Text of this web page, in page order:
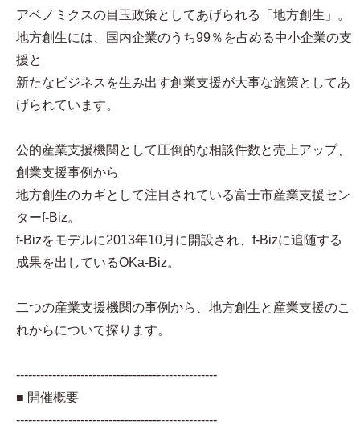
アベノミクスの目玉政策としてあげられる「地方創生」。
地方創生には、国内企業のうち99％を占める中小企業の支
援と
新たなビジネスを生み出す創業支援が大事な施策としてあ
げられています。
公的産業支援機関として圧倒的な相談件数と売上アップ、
創業支援事例から
地方創生のカギとして注目されている富士市産業支援セン
ターf-Biz。
f-Bizをモデルに2013年10月に開設され、f-Bizに追随する
成果を出しているOKa-Biz。
二つの産業支援機関の事例から、地方創生と産業支援のこ
れからについて探ります。
--------------------------------------------------
■ 開催概要
--------------------------------------------------